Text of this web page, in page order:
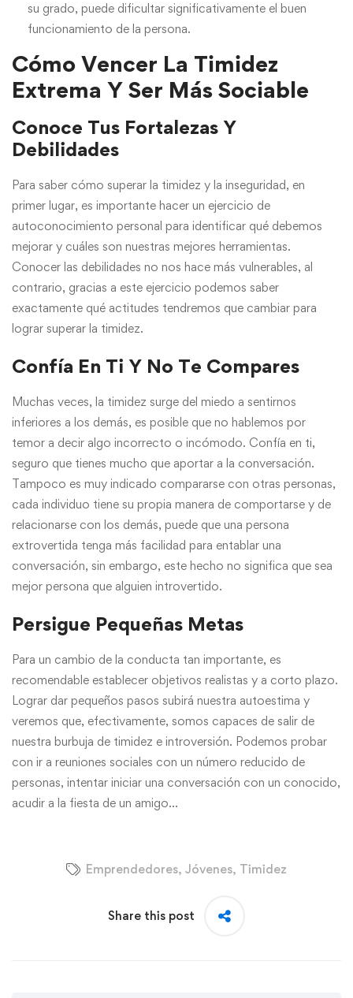
su grado, puede dificultar significativamente el buen
funcionamiento de la persona.
Cómo Vencer La Timidez
Extrema Y Ser Más Sociable
Conoce Tus Fortalezas Y
Debilidades
Para saber cómo superar la timidez y la inseguridad, en
primer lugar, es importante hacer un ejercicio de
autoconocimiento personal para identificar qué debemos
mejorar y cuáles son nuestras mejores herramientas.
Conocer las debilidades no nos hace más vulnerables, al
contrario, gracias a este ejercicio podemos saber
exactamente qué actitudes tendremos que cambiar para
lograr superar la timidez.
Confía En Ti Y No Te Compares
Muchas veces, la timidez surge del miedo a sentirnos
inferiores a los demás, es posible que no hablemos por
temor a decir algo incorrecto o incómodo. Confía en ti,
seguro que tienes mucho que aportar a la conversación.
Tampoco es muy indicado compararse con otras personas,
cada individuo tiene su propia manera de comportarse y de
relacionarse con los demás, puede que una persona
extrovertida tenga más facilidad para entablar una
conversación, sin embargo, este hecho no significa que sea
mejor persona que alguien introvertido.
Persigue Pequeñas Metas
Para un cambio de la conducta tan importante, es
recomendable establecer objetivos realistas y a corto plazo.
Lograr dar pequeños pasos subirá nuestra autoestima y
veremos que, efectivamente, somos capaces de salir de
nuestra burbuja de timidez e introversión. Podemos probar
con ir a reuniones sociales con un número reducido de
personas, intentar iniciar una conversación con un conocido,
acudir a la fiesta de un amigo…
Emprendedores, Jóvenes, Timidez
Share this post